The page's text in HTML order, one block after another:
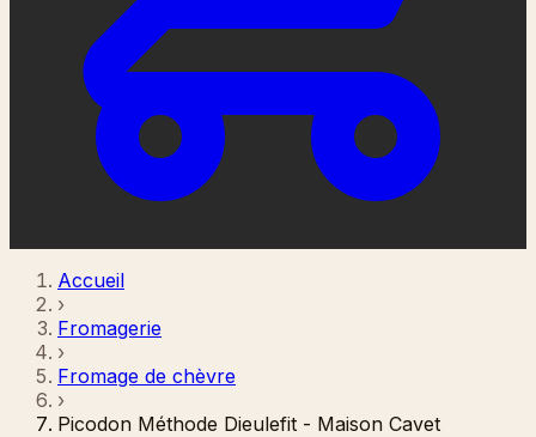
Accueil
›
Fromagerie
›
Fromage de chèvre
›
Picodon Méthode Dieulefit - Maison Cavet